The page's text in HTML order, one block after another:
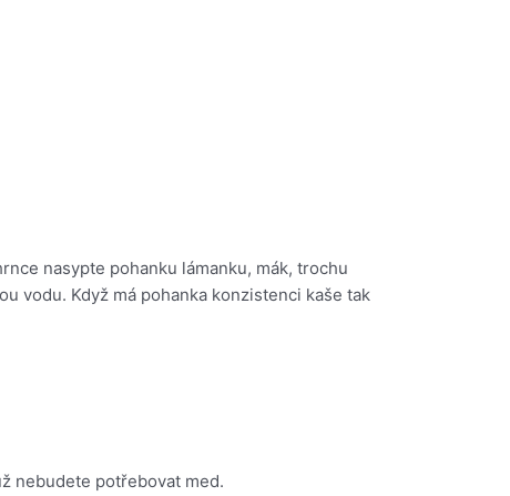
nasypte pohanku lámanku, mák, trochu
vodu. Když má pohanka konzistenci kaše tak
nebudete potřebovat med.